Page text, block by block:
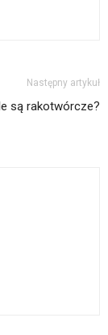
Następny artykuł
są rakotwórcze?